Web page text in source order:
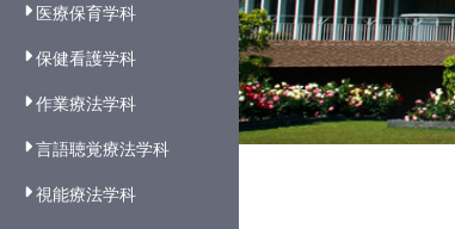
医療保育学科
保健看護学科
作業療法学科
言語聴覚療法学科
視能療法学科